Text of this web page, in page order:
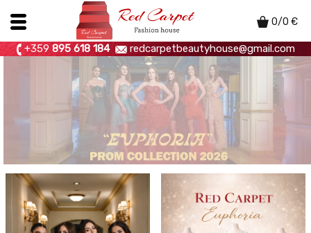
0/0 €
+359 895 618 184 redcarpetbeautyhouse@gmail.com